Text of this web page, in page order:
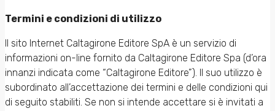
Termini e condizioni di utilizzo
Il sito Internet Caltagirone Editore SpA è un servizio di
informazioni on-line fornito da Caltagirone Editore Spa (d’ora
innanzi indicata come “Caltagirone Editore”). Il suo utilizzo è
subordinato all’accettazione dei termini e delle condizioni qui
di seguito stabiliti. Se non si intende accettare si è invitati a